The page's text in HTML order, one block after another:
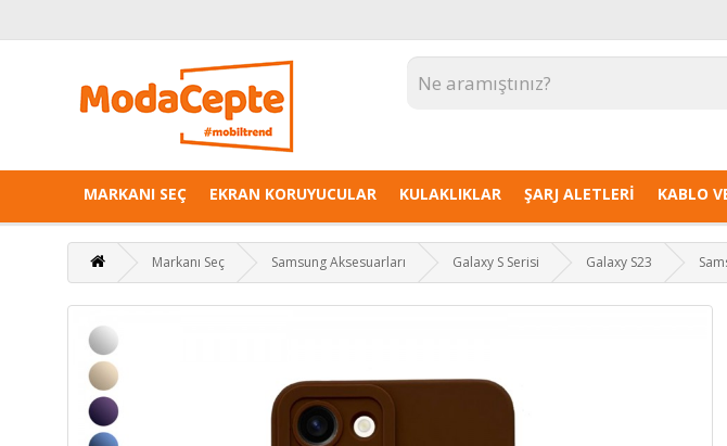
MARKANI SEÇ EKRAN KORUYUCULAR KULAKLIKLAR ŞARJ ALETLERI KABLO
Markanı Seç Samsung Aksesuarları Galaxy S Serisi Galaxy S23